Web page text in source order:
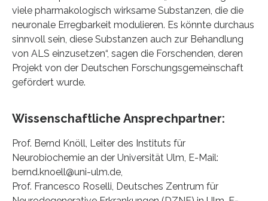
viele pharmakologisch wirksame Substanzen, die die
neuronale Erregbarkeit modulieren. Es könnte durchaus
sinnvoll sein, diese Substanzen auch zur Behandlung
von ALS einzusetzen“, sagen die Forschenden, deren
Projekt von der Deutschen Forschungsgemeinschaft
gefördert wurde.
Wissenschaftliche Ansprechpartner:
Prof. Bernd Knöll, Leiter des Instituts für
Neurobiochemie an der Universität Ulm, E-Mail:
bernd.knoell@uni-ulm.de,
Prof. Francesco Roselli, Deutsches Zentrum für